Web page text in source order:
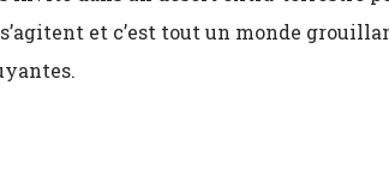
et c’est tout un monde